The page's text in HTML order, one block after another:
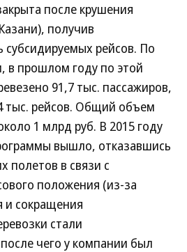
после крушения
получив
субсидируемых рейсов. По
в прошлом году по этой
91,7 тыс. пассажиров,
тыс. рейсов. Общий объем
1 млрд руб. В 2015 году
вышло, отказавшись
полетов в связи с
положения (из-за
и сокращения
стали
чего у компании был